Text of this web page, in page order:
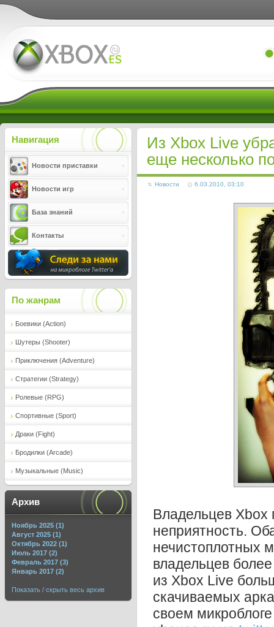
Из Хbох Live
еще несколько
Новости 6.03.2010, 03:10
Владельцев Хbох
неприятность.
нечистоплотных
владельцев
из Хbох Live
скачиваемых
своем
Навигация
Новости приставки
Новости игр
База знаний
Контакты
По жанрам
Боевики (Action)
Шутеры (Shooter)
Приключения (Adventure)
Стратегии (Strategy)
Ролевые (RPG)
Спортивные (Sport)
Драки (Fight)
Бродилки (Arcade)
Музыкальные (Music)
Архив
Ноябрь 2025 (1)
Август 2025 (1)
Октябрь 2022 (1)
Июль 2017 (2)
Февраль 2017 (3)
Январь 2017 (2)
Показать / скрыть весь архив